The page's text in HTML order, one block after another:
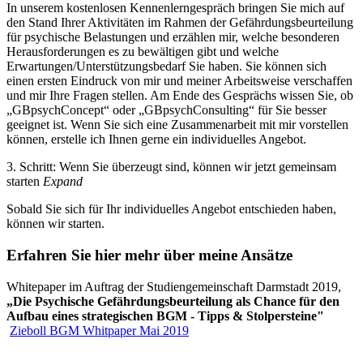
In unserem kostenlosen Kennenlerngespräch bringen Sie mich auf
den Stand Ihrer Aktivitäten im Rahmen der Gefährdungsbeurteilung
für psychische Belastungen und erzählen mir, welche besonderen
Herausforderungen es zu bewältigen gibt und welche
Erwartungen/Unterstützungsbedarf Sie haben. Sie können sich
einen ersten Eindruck von mir und meiner Arbeitsweise verschaffen
und mir Ihre Fragen stellen. Am Ende des Gesprächs wissen Sie, ob
„GBpsychConcept“ oder „GBpsychConsulting“ für Sie besser
geeignet ist. Wenn Sie sich eine Zusammenarbeit mit mir vorstellen
können, erstelle ich Ihnen gerne ein individuelles Angebot.
3. Schritt: Wenn Sie überzeugt sind, können wir jetzt gemeinsam
starten Expand
Sobald Sie sich für Ihr individuelles Angebot entschieden haben,
können wir starten.
Erfahren Sie hier mehr über meine Ansätze
Whitepaper im Auftrag der Studiengemeinschaft Darmstadt 2019,
„Die Psychische Gefährdungsbeurteilung als Chance für den
Aufbau eines strategischen BGM - Tipps & Stolpersteine"
Zieboll BGM Whitpaper Mai 2019